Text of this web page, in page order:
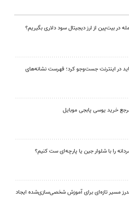
در بیت‌پین از ارز دیجیتال سود دلاری بگیریم؟
در اینترنت جست‌وجو کرد؛ فهرست نشانه‌های
خرید یوسی پابجی موبایل
را با شلوار جین یا پارچه‌ای ست کنیم؟
مسیر تازه‌ای برای آموزش شخصی‌سازی‌شده ایجاد